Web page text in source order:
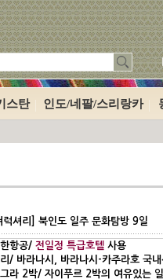
스탄 인도/네팔/스리랑카
럭셔리] 북인도 일주 문화탐방 9일
항공/ 전일정 특급호텔 사용
/ 바라나시, 바라나시-카주라호 국내
라 2박/ 자이푸르 2박의 여유있는